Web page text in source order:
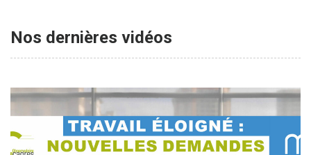
Nos dernières vidéos